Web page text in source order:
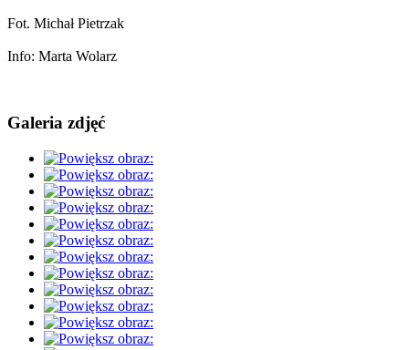
Fot. Michał Pietrzak
Info: Marta Wolarz
Galeria zdjęć